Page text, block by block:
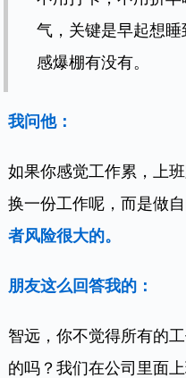
气，关键是早起想
感爆棚有没有。
我问他：
如果你感觉工作累，上
换一份工作呢，而是做
者风险很大的。
朋友这么回答我的：
智远，你不觉得所有的
的吗？我们在公司里面